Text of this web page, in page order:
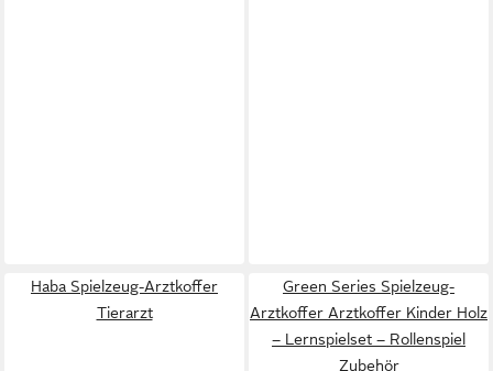
Haba Spielzeug-Arztkoffer
Tierarzt
Green Series Spielzeug-
Arztkoffer Arztkoffer Kinder Holz
– Lernspielset – Rollenspiel
Zubehör